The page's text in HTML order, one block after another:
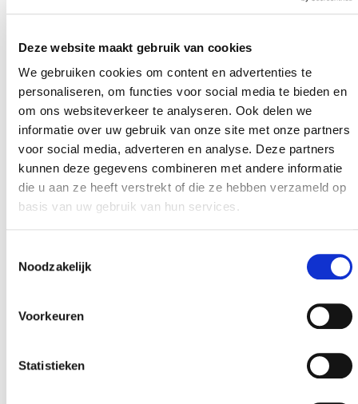
Deze website maakt gebruik van cookies
We gebruiken cookies om content en advertenties te
personaliseren, om functies voor social media te bieden en
om ons websiteverkeer te analyseren. Ook delen we
informatie over uw gebruik van onze site met onze partners
voor social media, adverteren en analyse. Deze partners
kunnen deze gegevens combineren met andere informatie
die u aan ze heeft verstrekt of die ze hebben verzameld op
basis van uw gebruik van hun services.
Noodzakelijk
Voorkeuren
Statistieken